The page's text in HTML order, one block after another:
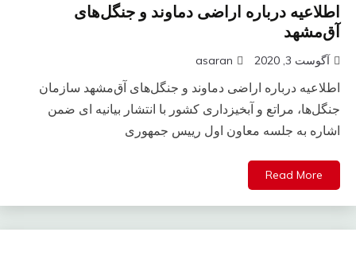
اطلاعیه درباره اراضی دماوند و جنگل‌های
آق‌مشهد
آگوست 3, 2020 asaran
اطلاعیه درباره اراضی دماوند و جنگل‌های آق‌مشهد سازمان
جنگل‌ها، مراتع و آبخیزداری کشور با انتشار بیانیه ای ضمن
اشاره به جلسه معاون اول رییس جمهوری
Read More